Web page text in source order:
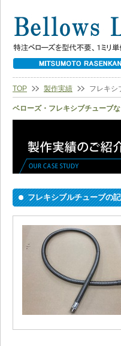
TOP 製作実績 フレキシ
ベローズ・フレキシブチューブ
フレキシブルチューブの